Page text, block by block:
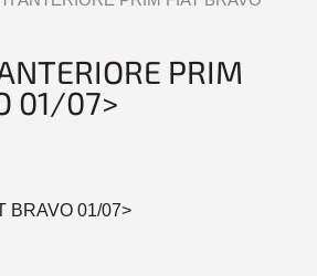
PRIM
01/07>
BRAVO 01/07>